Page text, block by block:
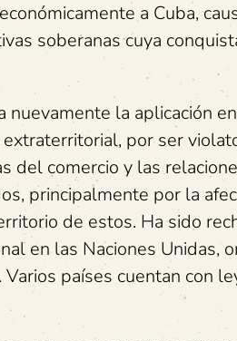
a Cuba,
soberanas cuya
nuevamente la aplicación
por ser
del comercio y las
principalmente por la
de estos. Ha sido
en las Naciones Unidas,
países cuentan con